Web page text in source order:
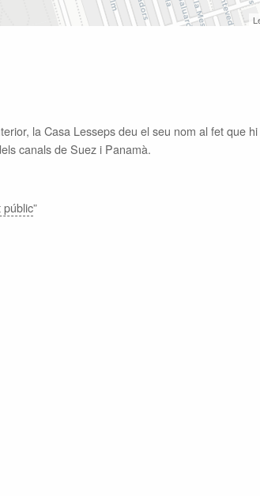
la Casa Lesseps deu el seu nom al fet que
canals de Suez i Panamà.
públic”